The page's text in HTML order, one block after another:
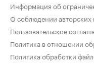
Информация об
О соблюдении авторских
Пользовательское
Политика в отношении
Политика обработки